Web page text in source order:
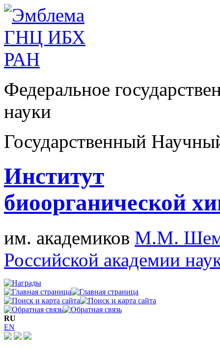
Федеральное
науки
Государственный
Институт
биоорганической
им. академиков М.М.
Российской академии
RU
EN